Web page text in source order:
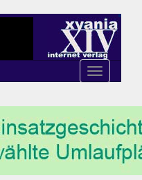
Toggle
navigation